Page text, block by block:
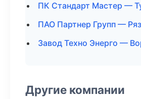
ПК Стандарт Мастер —
ПАО Партнер Групп —
Завод Техно Энерго —
Другие компании